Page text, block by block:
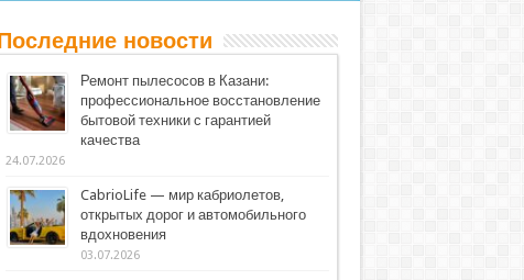
новости
Ремонт пылесосов в Казани:
профессиональное восстановление
бытовой техники с гарантией
качества
24.07.2026
CabrioLife — мир кабриолетов,
открытых дорог и автомобильного
вдохновения
03.07.2026